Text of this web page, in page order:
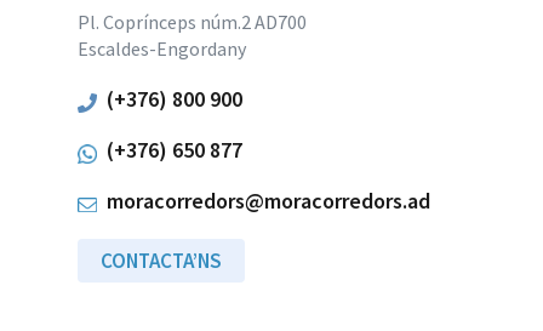
Pl. Coprínceps núm.2 AD700
Escaldes-Engordany
(+376) 800 900
(+376) 650 877
moracorredors@moracorredors.ad
CONTACTA’NS